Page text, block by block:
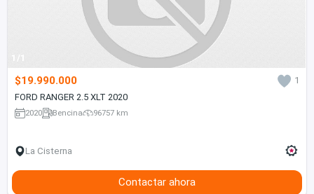
1/1
$19.990.000
1
FORD RANGER 2.5 XLT 2020
2020 Bencina 96757 km
La Cisterna
Contactar ahora